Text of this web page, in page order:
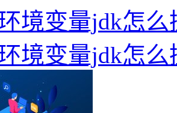
境变量jdk怎么
境变量jdk怎么